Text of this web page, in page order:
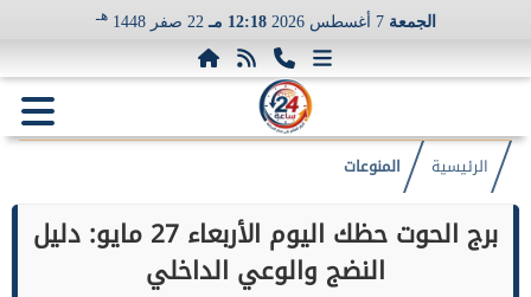
الجمعة 7 أغسطس 2026 12:18 مـ 22 صفر 1448 هـ
الرئيسية المنوعات
برج الحوت حظك اليوم الأربعاء 27 مايو: دليل
النضج والوعي الداخلي